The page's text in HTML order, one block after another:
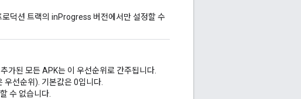
덕션 트랙의 inProgress 버전에서만 설정할 수
가된 모든 APK는 이 우선순위로 간주됩니다.
우선순위). 기본값은 0입니다.
수 없습니다.